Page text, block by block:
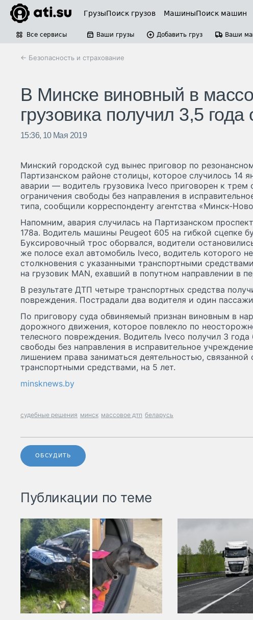
ГрузыПоиск грузов МашиныПоиск машин
Все сервисы Ваши грузы Добавить груз Ваши
← Безопасность и страхование
В Минске виновный в
грузовика получил 3,5
15:36, 10 Мая 2019
Минский городской суд вынес приговор по
Партизанском районе столицы, которое случилось 14
аварии — водитель грузовика Iveco приговорен к трем
ограничения свободы без направления в
типа, сообщили корреспонденту агентства «Минск-
Напомним, авария случилась на Партизанском
178а. Водитель машины Peugeot 605 на гибкой сцепке
Буксировочный трос оборвался, водители
же полосе ехал автомобиль Iveco, водитель которого
столкновения с указанными транспортными
на грузовик MAN, ехавший в попутном направлении в
В результате ДТП четыре транспортных средства
повреждения. Пострадали два водителя и один
По приговору суда обвиняемый признан виновным в
дорожного движения, которое повлекло по
телесного повреждения. Водитель Iveco получил 3
свободы без направления в исправительное
лишением права заниматься деятельностью, связанной
транспортными средствами, на 5 лет.
minsknews.by
судебные решения минск массовое дтп беларусь
ОБСУДИТЬ
Публикации по теме